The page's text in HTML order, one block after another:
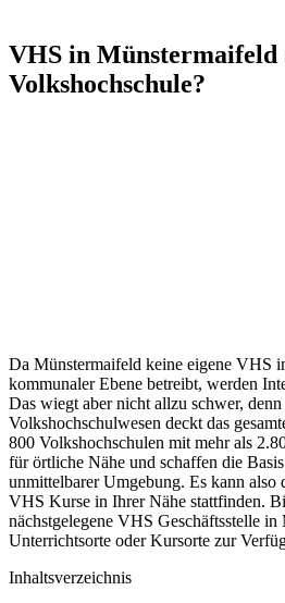
VHS in Münstermaifeld
Volkshochschule?
Da Münstermaifeld keine eigene VHS
kommunaler Ebene betreibt, werden
Das wiegt aber nicht allzu schwer, denn
Volkshochschulwesen deckt das
800 Volkshochschulen mit mehr als
für örtliche Nähe und schaffen die
unmittelbarer Umgebung. Es kann also
VHS Kurse in Ihrer Nähe stattfinden.
nächstgelegene VHS Geschäftsstelle in
Unterrichtsorte oder Kursorte zur
Inhaltsverzeichnis